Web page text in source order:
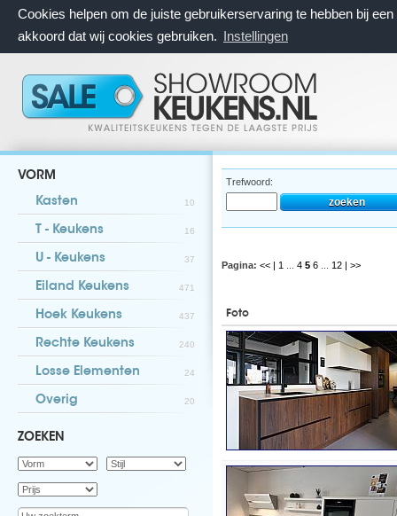
Cookies helpen om de juiste gebruikerservaring te hebben bij
akkoord dat wij cookies gebruiken. Instellingen
VORM
Kasten 10
T - Keukens 16
U - Keukens 37
Eiland Keukens 471
Hoek Keukens 437
Rechte Keukens 240
Losse Elementen 24
Overig 20
ZOEKEN
Trefwoord:
Pagina: << | 1 4 5 6 12 | >>
Foto